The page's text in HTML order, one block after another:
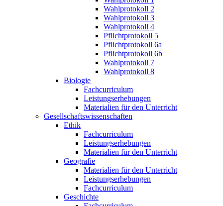
Wahlprotokoll 2
Wahlprotokoll 3
Wahlprotokoll 4
Pflichtprotokoll 5
Pflichtprotokoll 6a
Pflichtprotokoll 6b
Wahlprotokoll 7
Wahlprotokoll 8
Biologie
Fachcurriculum
Leistungserhebungen
Materialien für den Unterricht
Gesellschaftswissenschaften
Ethik
Fachcurriculum
Leistungserhebungen
Materialien für den Unterricht
Geografie
Materialien für den Unterricht
Leistungserhebungen
Fachcurriculum
Geschichte